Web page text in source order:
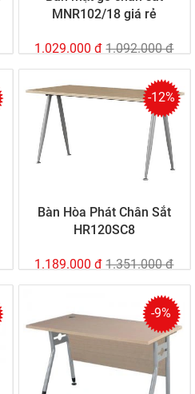
MNR102/18 giá rẻ
1.029.000 đ 1.092.000 đ
-12%
Bàn Hòa Phát Chân Sắt
HR120SC8
1.189.000 đ 1.351.000 đ
-9%